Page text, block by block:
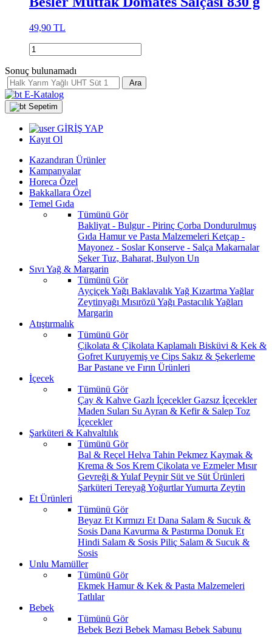
49,90 TL
Sonuç bulunamadı
Ara
E-Katalog
Sepetim
GİRİŞ YAP
Kayıt Ol
Kazandıran Ürünler
Kampanyalar
Horeca Özel
Bakkallara Özel
Temel Gıda
Tümünü Gör
Bakliyat - Bulgur - Pirinç Çorba Dondurulmuş
Gıda Hamur ve Pasta Malzemeleri Ketçap -
Mayonez - SoslarKonserve - Salça Makarnalar
ŞekerTuz, Baharat, Bulyon Un
Sıvı Yağ & Margarin
Tümünü Gör
Ayçiçek Yağı Baklavalık Yağ Kızartma Yağlar
Zeytinyağı Mısırözü Yağı Pastacılık Yağları
Margarin
Atıştırmalık
Tümünü Gör
Çikolata & Çikolata Kaplamalı Bisküvi & Kek &
Gofret Kuruyemiş ve Cips Sakız & Şekerleme
BarPastane ve Fırın Ürünleri
İçecek
Tümünü Gör
Çay & Kahve Gazlı İçeceklerGazsız İçecekler
Maden Suları Su Ayran & Kefir & Salep Toz
İçecekler
Şarküteri & Kahvaltılık
Tümünü Gör
Bal & Reçel Helva Tahin Pekmez Kaymak &
Krema & Sos Krem Çikolata ve EzmelerMısır
Gevreği & YulafPeynir Süt ve Süt Ürünleri
Şarküteri TereyağYoğurtlarYumurta Zeytin
Et Ürünleri
Tümünü Gör
Beyaz Et Kırmızı Et Dana Salam & Sucuk &
Sosis Dana Kavurma & Pastırma Donuk Et
Hindi Salam & Sosis Piliç Salam & Sucuk &
Sosis
Unlu Mamüller
Tümünü Gör
Ekmek Hamur & Kek & Pasta Malzemeleri
Tatlılar
Bebek
Tümünü Gör
Bebek Bezi Bebek Maması Bebek Sabunu